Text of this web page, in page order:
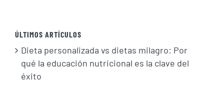
ÚLTIMOS ARTÍCULOS
Dieta personalizada vs dietas milagro: Por
qué la educación nutricional es la clave del
éxito